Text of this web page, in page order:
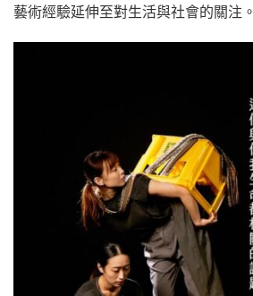
藝術經驗延伸至對生活與社會的關注。